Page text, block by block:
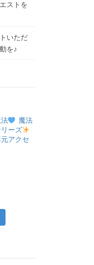
ストを
いただ
を♪
魔法
ーズ
アクセ